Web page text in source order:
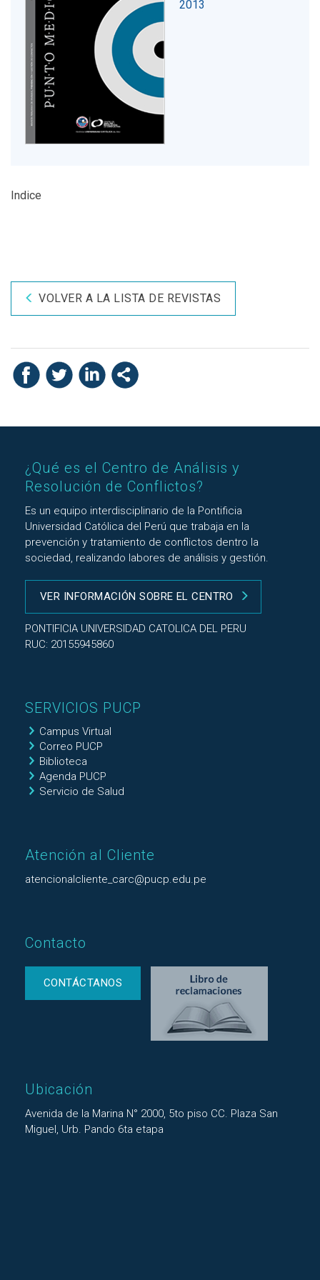
2013
Indice
VOLVER A LA LISTA DE REVISTAS
¿Qué es el Centro de Análisis y
Resolución de Conflictos?
Es un equipo interdisciplinario de la Pontificia
Universidad Católica del Perú que trabaja en la
prevención y tratamiento de conflictos dentro la
sociedad, realizando labores de análisis y gestión.
VER INFORMACIÓN SOBRE EL CENTRO
PONTIFICIA UNIVERSIDAD CATOLICA DEL PERU
RUC: 20155945860
SERVICIOS PUCP
Campus Virtual
Correo PUCP
Biblioteca
Agenda PUCP
Servicio de Salud
Atención al Cliente
atencionalcliente_carc@pucp.edu.pe
Contacto
CONTÁCTANOS
Ubicación
Avenida de la Marina N° 2000, 5to piso CC. Plaza San
Miguel, Urb. Pando 6ta etapa